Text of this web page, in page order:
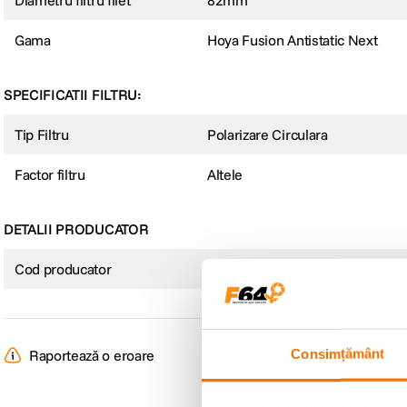
Consimțământ
Gama Hoya Fusion Antistatic Next
SPECIFICATII FILTRU:
Tip Filtru Polarizare Circulara
Factor filtru Altele
DETALII PRODUCATOR
Cod producator
Raportează o eroare